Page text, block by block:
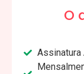
O
Assinatura